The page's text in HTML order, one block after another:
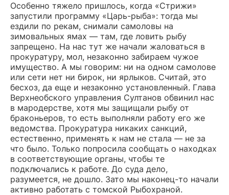
Особенно тяжело пришлось, когда «Стрижи»
запустили программу «Царь-рыба»: тогда мы
ездили по рекам, снимали самоловы на
зимовальных ямах — там, где ловить рыбу
запрещено. На нас тут же начали жаловаться в
прокуратуру, мол, незаконно забираем чужое
имущество. А мы говорим: ни на одном самолове
или сети нет ни бирок, ни ярлыков. Считай, это
бесхоз, да еще и незаконно установленный. Глава
Верхнеобского управления Султанов обвинил нас
в мародерстве, хотя мы защищали рыбу от
браконьеров, то есть выполняли работу его же
ведомства. Прокуратура никаких санкций,
естественно, применять к нам не стала — не за
что было. Только попросила сообщать о находках
в соответствующие органы, чтобы те
подключались к работе. До суда дело,
разумеется, не дошло. Зато мы наконец-то начали
активно работать с томской Рыбохраной.